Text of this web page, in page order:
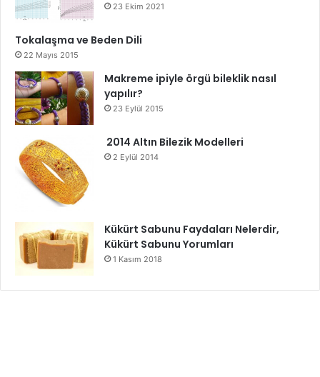
23 Ekim 2021
Tokalaşma ve Beden Dili
22 Mayıs 2015
Makreme ipiyle örgü bileklik nasıl
yapılır?
23 Eylül 2015
2014 Altın Bilezik Modelleri
2 Eylül 2014
Kükürt Sabunu Faydaları Nelerdir,
Kükürt Sabunu Yorumları
1 Kasım 2018